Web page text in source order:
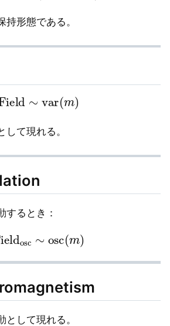
形態である。
Field var(m)
て現れる。
するとき：
osc osc(m
して現れる。